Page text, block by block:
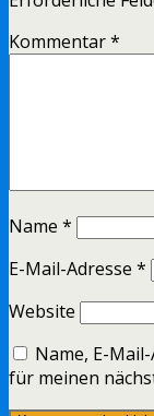
Kommentar*
Name *
E-Mail-Adresse *
Website
Name, E-
für meinen